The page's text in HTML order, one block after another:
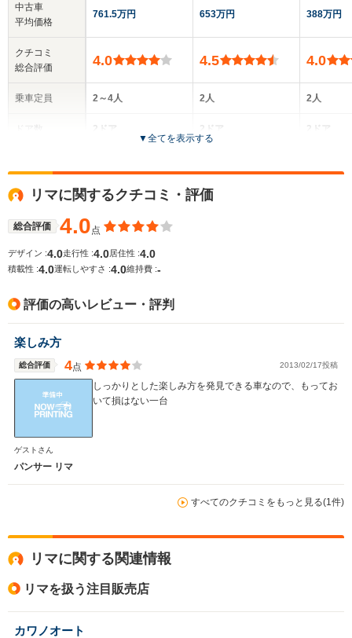
中古車
平均価格
クチコミ
総合評価
乗車定員
サイズ
(全長x全幅x全高)
WLTCモード
燃費
駆動方式
761.5万円
4.0
2～4人
2ドア
全高
1.61m
4.01m～4.02m
FR
653万円
4.5
2人
2ドア
全高
1798cc
FR
388万円
4.0
2人
2ドア
全
3947cc
FR
▼全てを表示する
リマに関するクチコミ・評価
総合評価 4.0点
デザイン :4.0走行性 :4.0 居住性 :4.0
積載性 :4.0運転しやすさ :4.0維持費 :-
評価の高いレビュー・評判
楽しみ方
総合評価 4点 2013/02/17投稿
しっかりとした楽しみ方を発見できる車なので、もってお
いて損はない一台
ゲストさん
パンサー リマ
すべてのクチコミをもっと見る(1件)
リマに関する関連情報
リマを扱う注目販売店
カワノオート